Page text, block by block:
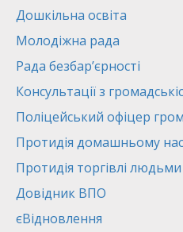
Дошкільна освіта
Молодіжна рада
Рада безбар’єрності
Консультації з
Поліцейський офіцер
Протидія домашньому
Протидія торгівлі людьми
Довідник ВПО
єВідновлення